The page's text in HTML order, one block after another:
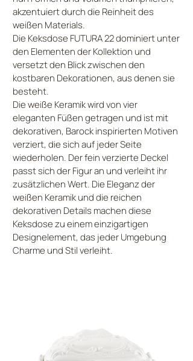
akzentuiert durch die Reinheit des
weißen Materials.
Die Keksdose FUTURA 22 dominiert unter
den Elementen der Kollektion und
versetzt den Blick zwischen den
kostbaren Dekorationen, aus denen sie
besteht.
Die weiße Keramik wird von vier
eleganten Füßen getragen und ist mit
dekorativen, Barock inspirierten Motiven
verziert, die sich auf jeder Seite
wiederholen. Der fein verzierte Deckel
passt sich der Figur an und verleiht ihr
zusätzlichen Wert. Die Eleganz der
weißen Keramik und die reichen
dekorativen Details machen diese
Keksdose zu einem einzigartigen
Designelement, das jeder Umgebung
Charme und Stil verleiht.